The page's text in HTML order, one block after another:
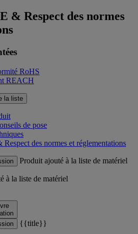
& Respect des normes
RoHS
REACH
la liste
de pose
des normes et réglementations
Produit ajouté à la liste de matériel
à la liste de matériel
{{title}}